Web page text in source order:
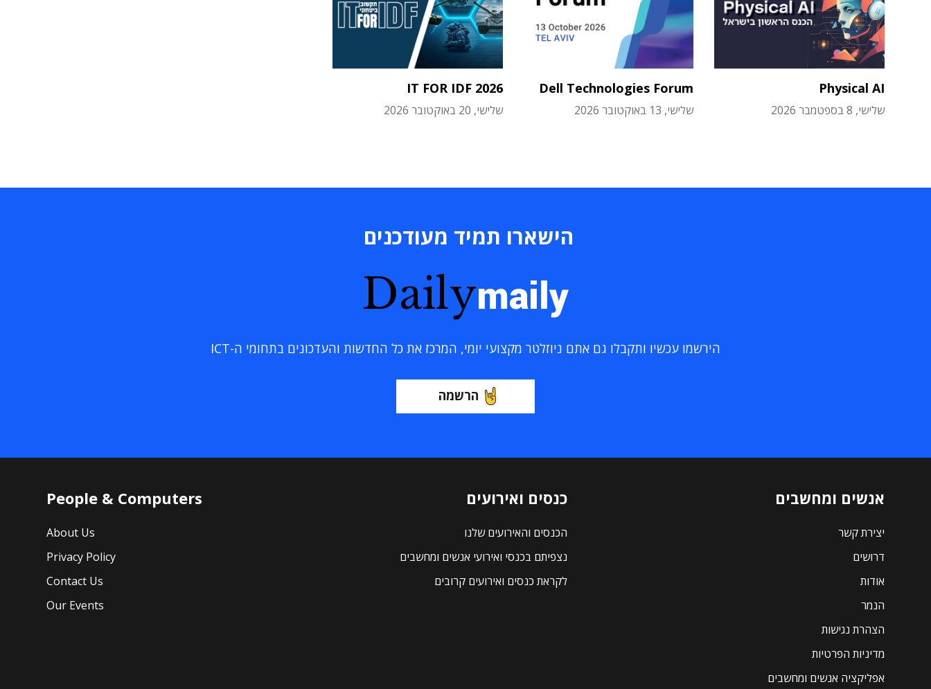
Physical AI
שלישי, 8 בספטמבר 2026
Dell Technologies Forum
שלישי, 13 באוקטובר 2026
IT FOR IDF 2026
שלישי, 20 באוקטובר 2026
הישארו תמיד מעודכנים
Dailymaily
הירשמו עכשיו ותקבלו גם אתם ניוזלטר מקצועי יומי, המרכז את כל החדשות והעדכונים בתחומי ה-ICT
הרשמה
אנשים ומחשבים
יצירת קשר
דרושים
אודות
הנמר
הצהרת נגישות
מדיניות הפרטיות
אפליקציה אנשים ומחשבים
כנסים ואירועים
הכנסים והאירועים שלנו
נצפיתם בכנסי ואירועי אנשים ומחשבים
לקראת כנסים ואירועים קרובים
People & Computers
About Us
Privacy Policy
Contact Us
Our Events